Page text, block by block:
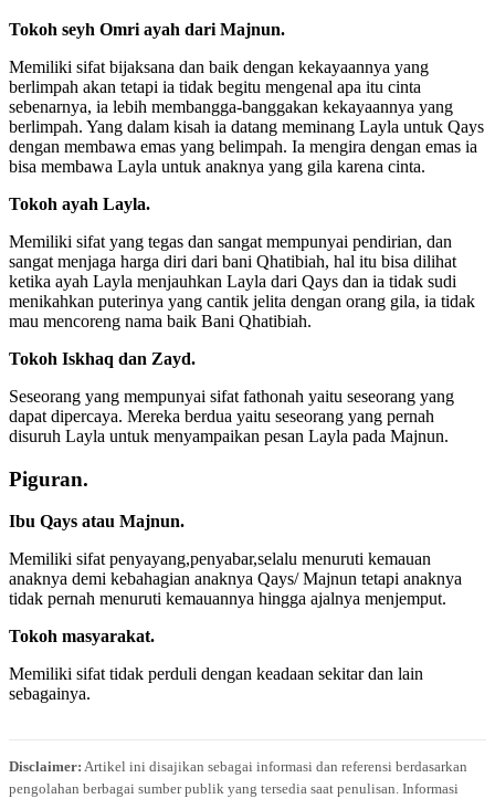
Tokoh seyh Omri ayah dari Majnun.
Memiliki sifat bijaksana dan baik dengan kekayaannya yang
berlimpah akan tetapi ia tidak begitu mengenal apa itu cinta
sebenarnya, ia lebih membangga-banggakan kekayaannya yang
berlimpah. Yang dalam kisah ia datang meminang Layla untuk Qays
dengan membawa emas yang belimpah. Ia mengira dengan emas ia
bisa membawa Layla untuk anaknya yang gila karena cinta.
Tokoh ayah Layla.
Memiliki sifat yang tegas dan sangat mempunyai pendirian, dan
sangat menjaga harga diri dari bani Qhatibiah, hal itu bisa dilihat
ketika ayah Layla menjauhkan Layla dari Qays dan ia tidak sudi
menikahkan puterinya yang cantik jelita dengan orang gila, ia tidak
mau mencoreng nama baik Bani Qhatibiah.
Tokoh Iskhaq dan Zayd.
Seseorang yang mempunyai sifat fathonah yaitu seseorang yang
dapat dipercaya. Mereka berdua yaitu seseorang yang pernah
disuruh Layla untuk menyampaikan pesan Layla pada Majnun.
Piguran.
Ibu Qays atau Majnun.
Memiliki sifat penyayang,penyabar,selalu menuruti kemauan
anaknya demi kebahagian anaknya Qays/ Majnun tetapi anaknya
tidak pernah menuruti kemauannya hingga ajalnya menjemput.
Tokoh masyarakat.
Memiliki sifat tidak perduli dengan keadaan sekitar dan lain
sebagainya.
Disclaimer: Artikel ini disajikan sebagai informasi dan referensi berdasarkan
pengolahan berbagai sumber publik yang tersedia saat penulisan. Informasi